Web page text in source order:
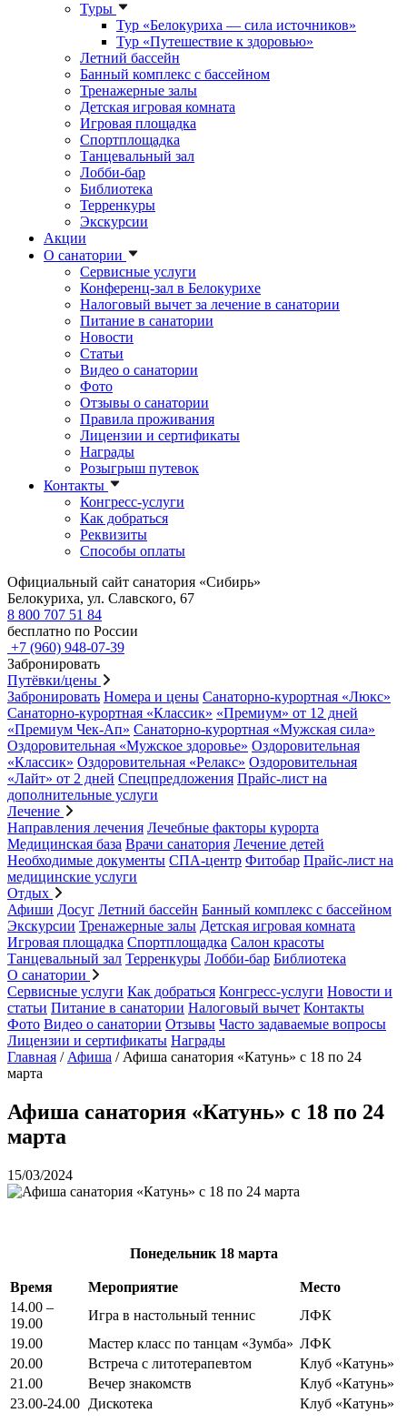
Туры
Тур «Белокуриха — сила источников»
Тур «Путешествие к здоровью»
Летний бассейн
Банный комплекс с бассейном
Тренажерные залы
Детская игровая комната
Игровая площадка
Спортплощадка
Танцевальный зал
Лобби-бар
Библиотека
Терренкуры
Экскурсии
Акции
О санатории
Сервисные услуги
Конференц-зал в Белокурихе
Налоговый вычет за лечение в санатории
Питание в санатории
Новости
Статьи
Видео о санатории
Фото
Отзывы о санатории
Правила проживания
Лицензии и сертификаты
Награды
Розыгрыш путевок
Контакты
Конгресс-услуги
Как добраться
Реквизиты
Способы оплаты
Официальный сайт санатория «Сибирь»
Белокуриха, ул. Славского, 67
8 800 707 51 84
бесплатно по России
+7 (960) 948-07-39
Забронировать
Путёвки/цены
Забронировать Номера и цены Санаторно-курортная «Люкс»
Санаторно-курортная «Классик» «Премиум» от 12 дней
«Премиум Чек-Ап» Санаторно-курортная «Мужская сила»
Оздоровительная «Мужское здоровье» Оздоровительная
«Классик» Оздоровительная «Релакс» Оздоровительная
«Лайт» от 2 дней Спецпредложения Прайс-лист на
дополнительные услуги
Лечение
Направления лечения Лечебные факторы курорта
Медицинская база Врачи санатория Лечение детей
Необходимые документы СПА-центр Фитобар Прайс-лист на
медицинские услуги
Отдых
Афиши Досуг Летний бассейн Банный комплекс с бассейном
Экскурсии Тренажерные залы Детская игровая комната
Игровая площадка Спортплощадка Салон красоты
Танцевальный зал Терренкуры Лобби-бар Библиотека
О санатории
Сервисные услуги Как добраться Конгресс-услуги Новости и
статьи Питание в санатории Налоговый вычет Контакты
Фото Видео о санатории Отзывы Часто задаваемые вопросы
Лицензии и сертификаты Награды
Главная / Афиша / Афиша санатория «Катунь» с 18 по 24
марта
Афиша санатория «Катунь» с 18 по 24
марта
15/03/2024
Понедельник 18 марта
Время Мероприятие
Место
14.00 –
19.00
Игра в настольный теннис
ЛФК
19.00
Мастер класс по танцам «Зумба» ЛФК
20.00
Встреча с литотерапевтом
Клуб «Катунь»
21.00
Вечер знакомств
Клуб «Катунь»
23.00-24.00 Дискотека Клуб «Катунь»